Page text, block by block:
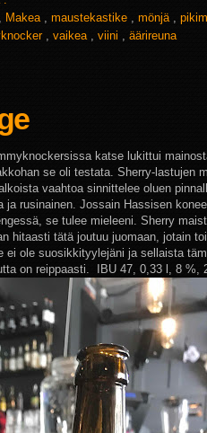
Makea maustekastike mönjä
vaikea viini äärireuna
katse lukittui
se oli testata. Sherry-lastujen
vaahtoa sinnittelee oluen
rusinainen. Jossain Hassisen
se tulee mieleeni. Sherry
hitaasti tätä joutuu juomaan, jotain
ole suosikkityylejäni ja sellaista
on reippaasti. IBU 47, 0,33 l, 8 %,